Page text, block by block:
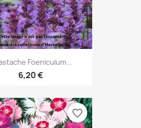
Foeniculum...
6,20 €
favorite_border